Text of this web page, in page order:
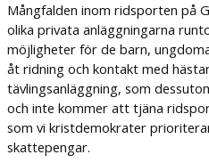
Mångfalden inom ridsporten på
olika privata anläggningarna
möjligheter för de barn,
åt ridning och kontakt med
tävlingsanläggning, som
och inte kommer att tjäna
som vi kristdemokrater
skattepengar.